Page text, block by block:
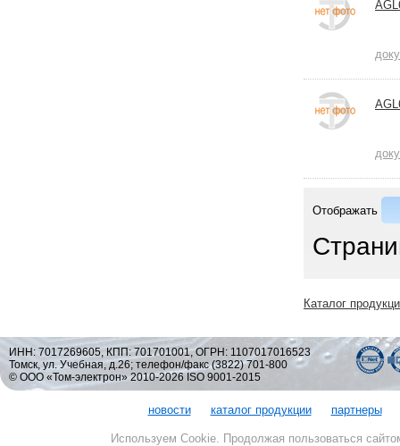
Отображать
Каталог
ИНН: 7017269605, КПП: 701701001, ОГРН: 1107017016523
Томск, ул. Учебная, д.26; телефон/факс (3822) 701-800
© ООО «Том-электрон» 2010-2026 ISO 9001-2015
новости каталог продукции партнеры
Используем Cookie. Продолжая пользоваться